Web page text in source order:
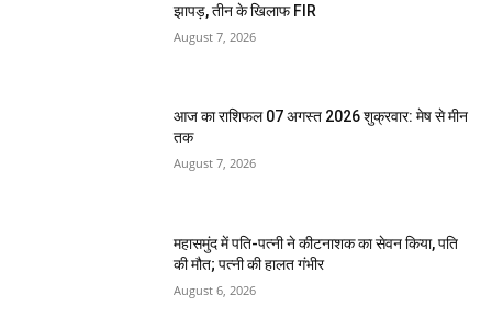
झापड़, तीन के खिलाफ FIR
August 7, 2026
आज का राशिफल 07 अगस्त 2026 शुक्रवार: मेष से मीन
तक
August 7, 2026
महासमुंद में पति-पत्नी ने कीटनाशक का सेवन किया, पति
की मौत; पत्नी की हालत गंभीर
August 6, 2026